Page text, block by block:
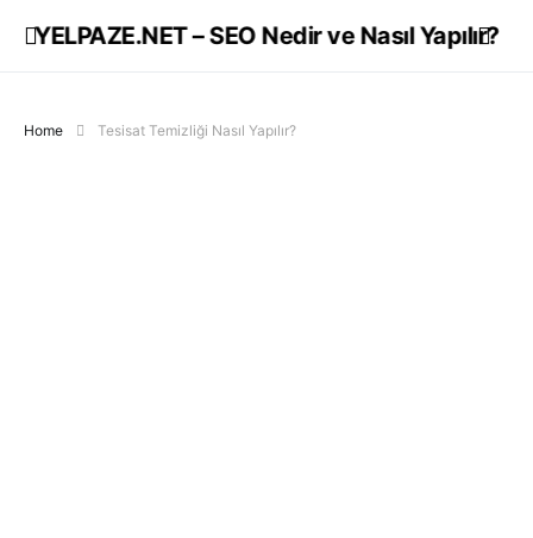
YELPAZE.NET – SEO Nedir ve Nasıl Yapılır?
Home Tesisat Temizliği Nasıl Yapılır?